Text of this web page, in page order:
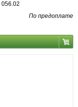
056.02
По предоплате